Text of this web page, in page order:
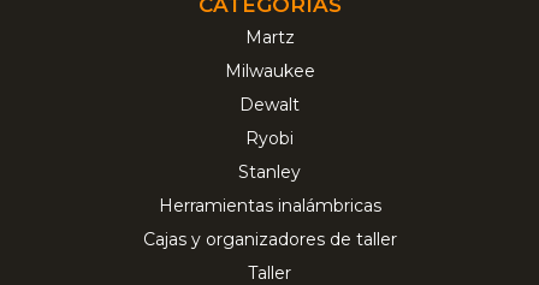
Martz
Milwaukee
Dewalt
Ryobi
Stanley
Herramientas inalámbricas
Cajas y organizadores de taller
Taller